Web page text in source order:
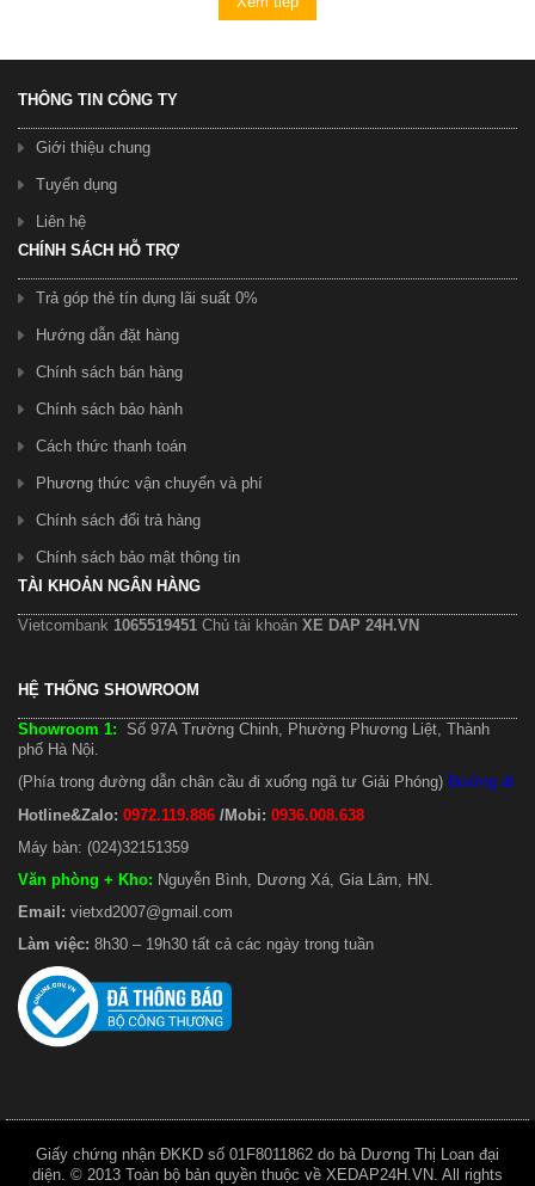
THÔNG TIN CÔNG TY
Giới thiệu chung
Tuyển dụng
Liên hệ
CHÍNH SÁCH HỖ TRỢ
Trả góp thẻ tín dụng lãi suất 0%
Hướng dẫn đặt hàng
Chính sách bán hàng
Chính sách bảo hành
Cách thức thanh toán
Phương thức vận chuyển và phí
Chính sách đổi trả hàng
Chính sách bảo mật thông tin
TÀI KHOẢN NGÂN HÀNG
Vietcombank 1065519451 Chủ tài khoản XE DAP 24H.VN
HỆ THỐNG SHOWROOM
Showroom 1: Số 97A Trường Chinh, Phường Phương Liệt, Thành
phố Hà Nội.
(Phía trong đường dẫn chân cầu đi xuống ngã tư Giải Phóng) Đường đi
Hotline&Zalo: 0972.119.886 /Mobi: 0936.008.638
Máy bàn: (024)32151359
Văn phòng + Kho: Nguyễn Bình, Dương Xá, Gia Lâm, HN.
Email: vietxd2007@gmail.com
Làm việc: 8h30 – 19h30 tất cả các ngày trong tuần
Giấy chứng nhận ĐKKD số 01F8011862 do bà Dương Thị Loan đại
diện. © 2013 Toàn bộ bản quyền thuộc về XEDAP24H.VN. All rights